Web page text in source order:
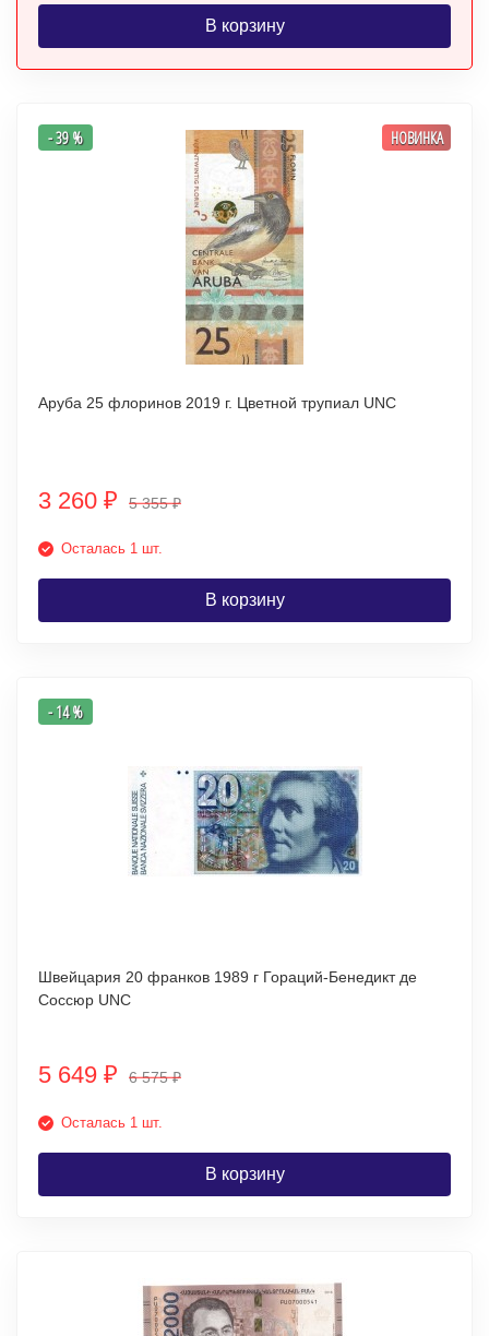
В корзину
- 39 % НОВИНКА
Аруба 25 флоринов 2019 г. Цветной трупиал UNC
3 260 ₽ 5 355₽
Осталась 1 шт.
В корзину
- 14 %
Швейцария 20 франков 1989 г Гораций-Бенедикт де
Соссюр UNC
5 649 ₽ 6 575₽
Осталась 1 шт.
В корзину